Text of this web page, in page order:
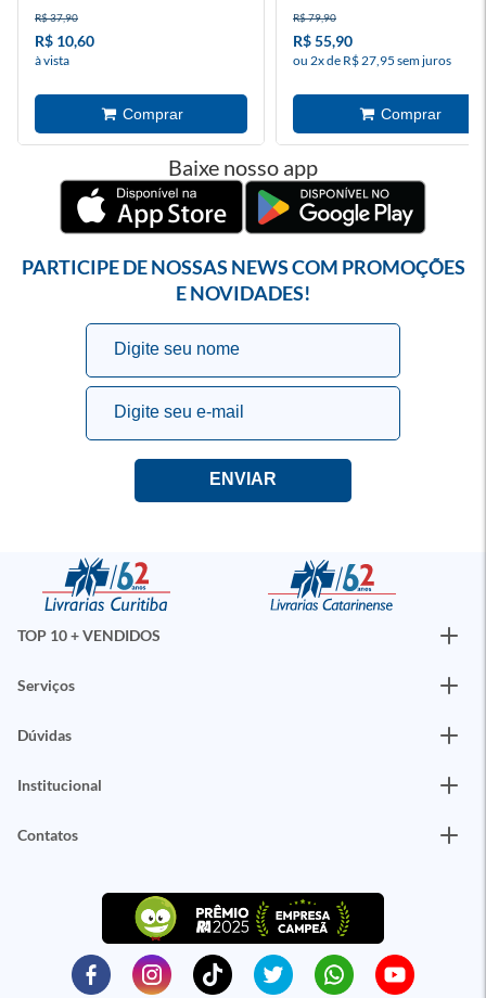
R$ 37,90
R$ 10,60
à vista
R$ 79,90
R$ 55,90
ou 2x de R$ 27,95 sem juros
Baixe nosso app
PARTICIPE DE NOSSAS NEWS COM PROMOÇÕES
E NOVIDADES!
TOP 10 + VENDIDOS
Serviços
Dúvidas
Institucional
Contatos